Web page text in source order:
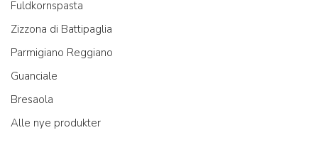
Fuldkornspasta
Zizzona di Battipaglia
Parmigiano Reggiano
Guanciale
Bresaola
Alle nye produkter